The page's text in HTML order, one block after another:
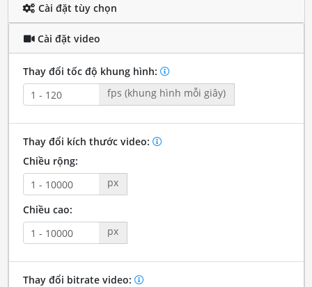
Cài đặt tùy chọn
Cài đặt video
Thay đổi tốc độ khung hình:
fps (khung hình mỗi giây)
Thay đổi kích thước video:
Chiều rộng:
px
Chiều cao:
px
Thay đổi bitrate video: